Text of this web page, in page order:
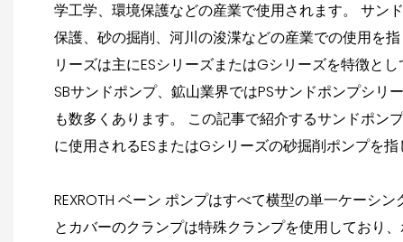
学工学、環境保護などの産業で使用されます。 サン
保護、砂の掘削、河川の浚渫などの産業での使用を
リーズは主にESシリーズまたはGシリーズを特徴と
SBサンドポンプ、鉱山業界ではPSサンドポンプシリ
も数多くあります。 この記事で紹介するサンドポン
に使用されるESまたはGシリーズの砂掘削ポンプを指
REXROTH ベーン ポンプはすべて横型の単一ケーシ
とカバーのクランプは特殊クランプを使用しており